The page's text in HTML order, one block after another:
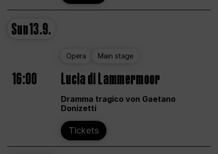
Sun13.9.
Opera Main stage
16:00 Lucia di Lammermoor
Dramma tragico von Gaetano
Donizetti
Tickets